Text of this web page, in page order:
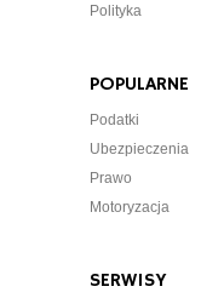
Polityka
POPULARNE
Podatki
Ubezpieczenia
Prawo
Motoryzacja
SERWISY